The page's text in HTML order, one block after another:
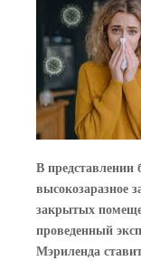
В
высокозаразное
закрытых
проведенный
Мэриленда